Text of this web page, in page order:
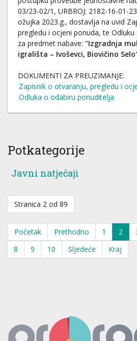
03/23-02/1, URBROJ: 2182-16-01-
ožujka 2023.g., dostavlja na uvid
pregledu i ocjeni ponuda, te
za predmet nabave: ''Izgradnja
igrališta – Ivoševci, Biovičino
DOKUMENTI ZA PREUZIMANJE:
Zapisnik o otvaranju, pregledu i
Odluka o odabiru ponuditelja
Potkategorije
Javni natječaji
Stranica 2 od 89
Početak Prethodno 1 2
8
9 10 Sljedeće Kraj